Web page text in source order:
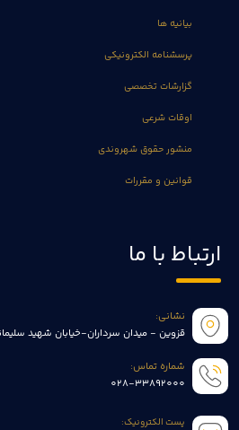
بیانیه ها
پرسشنامه الکترونیکی
گزارشات تخصصی
اوقات شرعی
منشور حقوق شهروندی
قوانین و مقررات
ارتباط با ما
نشانی:
قزوین - میدان سرداران-خیابان شهید
شماره تماس:
028-33892000
پست الکترونیک: